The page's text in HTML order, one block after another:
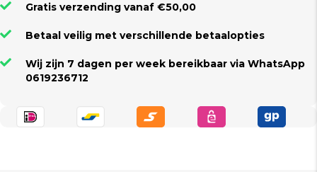
Gratis verzending vanaf €50,00
Betaal veilig met verschillende betaalopties
Wij zijn 7 dagen per week bereikbaar via WhatsApp
0619236712